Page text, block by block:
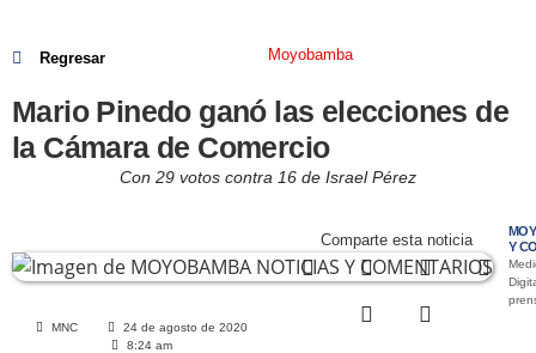
Regresar Moyobamba
Mario Pinedo ganó las elecciones de
la Cámara de Comercio
Con 29 votos contra 16 de Israel Pérez
Y
MNC
24 de agosto de 2020
8:24 am
Comparte esta noticia